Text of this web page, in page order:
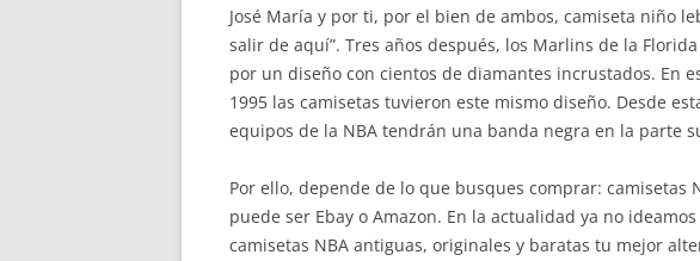
José María y por ti, por el bien de ambos, camiseta niño
salir de aquí”. Tres años después, los Marlins de la
por un diseño con cientos de diamantes incrustados. En
1995 las camisetas tuvieron este mismo diseño. Desde
equipos de la NBA tendrán una banda negra en la parte
Por ello, depende de lo que busques comprar:
puede ser Ebay o Amazon. En la actualidad ya no
camisetas NBA antiguas, originales y baratas tu mejor